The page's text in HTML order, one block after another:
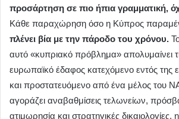
προσάρτηση σε πιο ήπια γραμματική,
Κάθε παραχώρηση όσο η Κύπρος
πλένει βία με την πάροδο του χρόνου.
αυτό «κυπριακό πρόβλημα» απολυμαίνει
ευρωπαϊκό έδαφος κατεχόμενο εντός της
και προστατευόμενο από ένα μέλος του
αγοράζει αναβαθμίσεις τελωνείων,
ατιμωρησία και στρατηγικές